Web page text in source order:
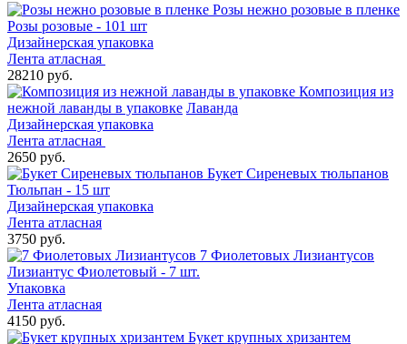
Розы нежно розовые в пленке
Розы розовые - 101 шт
Дизайнерская упаковка
Лента атласная
28210 руб.
Композиция из
нежной лаванды в упаковке Лаванда
Дизайнерская упаковка
Лента атласная
2650 руб.
Букет Сиреневых тюльпанов
Тюльпан - 15 шт
Дизайнерская упаковка
Лента атласная
3750 руб.
7 Фиолетовых Лизиантусов
Лизиантус Фиолетовый - 7 шт.
Упаковка
Лента атласная
4150 руб.
Букет крупных хризантем